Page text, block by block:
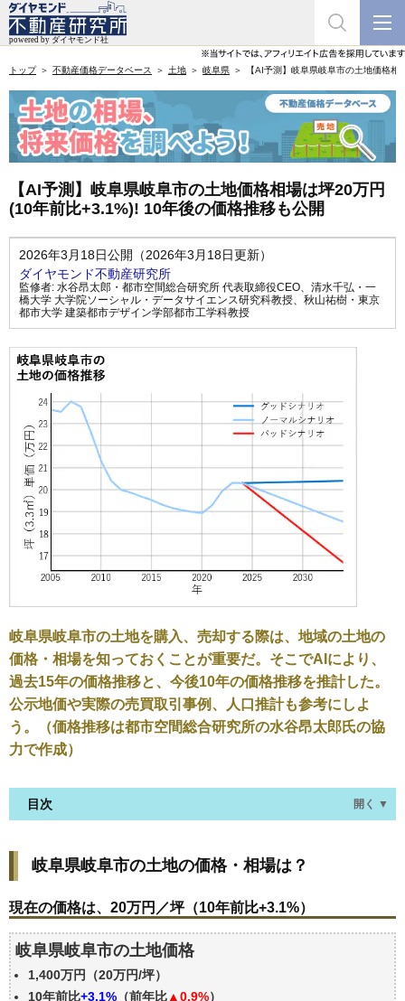
トップ 不動産価格データベース 土地 岐阜県 【AI予測】岐阜県岐阜市の土地価格
【AI予測】岐阜県岐阜市の土地価格相場は坪20万円
(10年前比+3.1%)! 10年後の価格推移も公開
2026年3月18日公開（2026年3月18日更新）
ダイヤモンド不動産研究所
監修者: 水谷昂太郎・都市空間総合研究所 代表取締役CEO、 清水千弘・一
橋大学 大学院ソーシャル・データサイエンス研究科教授、 秋山祐樹・東京
都市大学 建築都市デザイン学部都市工学科教授
岐阜県岐阜市の土地を購入、売却する際は、地域の土地の
価格・相場を知っておくことが重要だ。そこでAIにより、
過去15年の価格推移と、今後10年の価格推移を推計した。
公示地価や実際の売買取引事例、人口推計も参考にしよ
う。（価格推移は都市空間総合研究所の水谷昂太郎氏の協
力で作成）
目次 開く ▼
現在の価格は、20万円／坪（10年前比+3.1%）
価格を詳細に分析しよう
岐阜県岐阜市の土地の過去の売買事例
公示地価はいくら
岐阜県岐阜市の土地の価格・相場は？
現在の価格は、20万円／坪（10年前比+3.1%）
岐阜県岐阜市の土地価格
1,400万円（20万円/坪）
10年前比+3.1% （前年比▲0.9%）